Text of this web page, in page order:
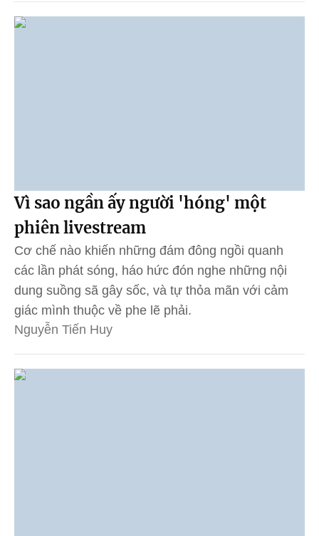
Vì sao ngần ấy người 'hóng' một
phiên livestream
Cơ chế nào khiến những đám đông ngồi quanh
các lần phát sóng, háo hức đón nghe những nội
dung suồng sã gây sốc, và tự thỏa mãn với cảm
giác mình thuộc về phe lẽ phải.
Nguyễn Tiến Huy